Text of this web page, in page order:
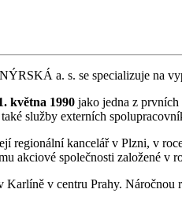
a. s. se specializuje na
května 1990 jako jedna z prvních
služby externích
regionální kancelář v Plzni, v
akciové společnosti založené v
Karlíně v centru Prahy.